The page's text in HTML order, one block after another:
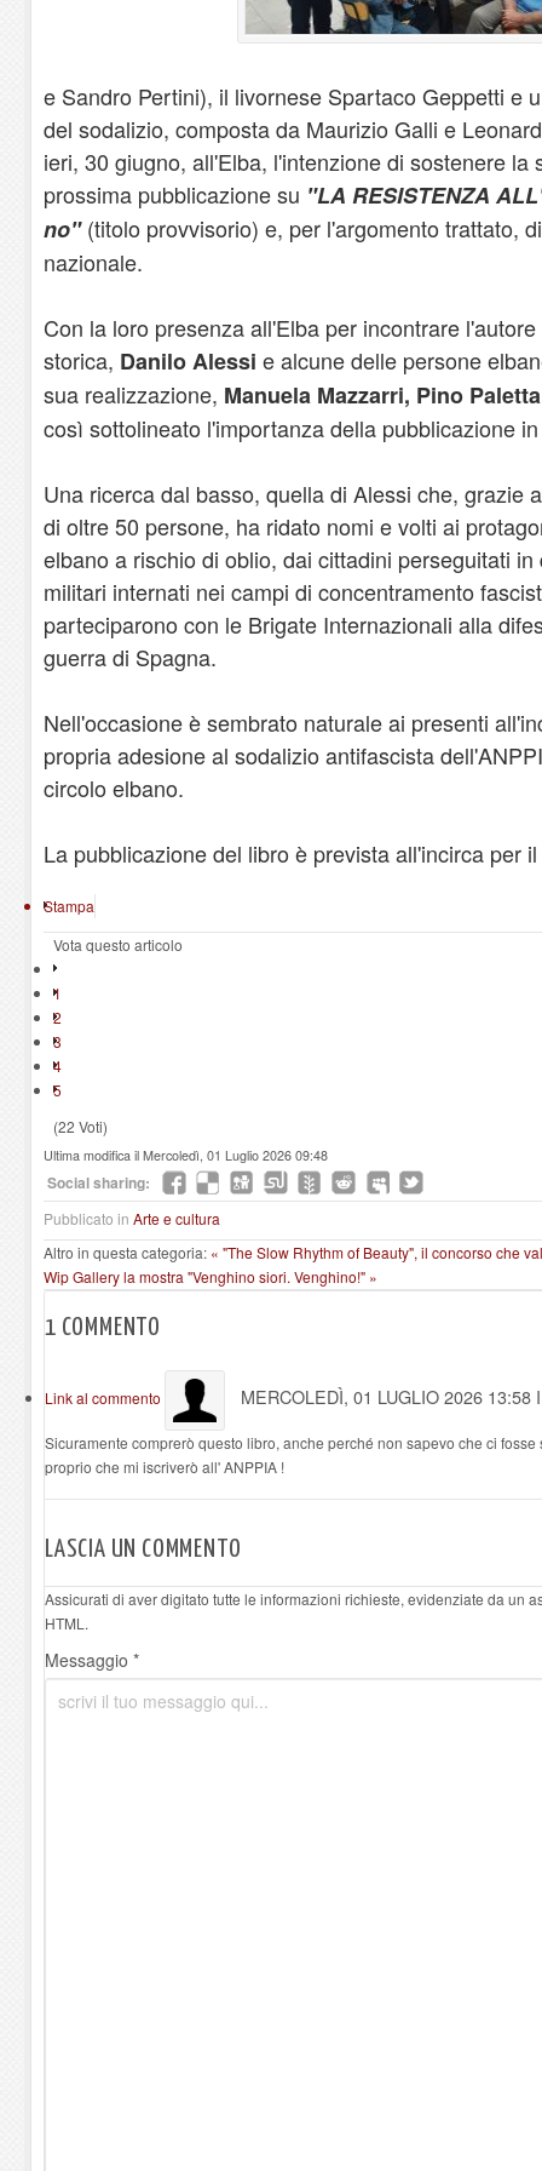
e Sandro Pertini), il livornese Spartaco Geppetti e
del sodalizio, composta da Maurizio Galli e
ieri, 30 giugno, all'Elba, l'intenzione di sostenere la
prossima pubblicazione su "LA RESISTENZA
no"(titolo provvisorio) e, per l'argomento trattato,
nazionale.
Con la loro presenza all'Elba per incontrare
storica, Danilo Alessi e alcune delle persone
sua realizzazione, Manuela Mazzarri, Pino
così sottolineato l'importanza della pubblicazione
Una ricerca dal basso, quella di Alessi che, grazie
di oltre 50 persone, ha ridato nomi e volti ai
elbano a rischio di oblio, dai cittadini perseguitati
militari internati nei campi di concentramento
parteciparono con le Brigate Internazionali alla
guerra di Spagna.
Nell'occasione è sembrato naturale ai presenti
propria adesione al sodalizio antifascista
circolo elbano.
La pubblicazione del libro è prevista all'incirca per
Stampa
Vota questo articolo
1
2
3
4
5
(22 Voti)
Ultima modifica il Mercoledì, 01 Luglio 2026 09:48
Social sharing:
Pubblicato in Arte e cultura
Altro in questa categoria: « "The Slow Rhythm of Beauty", il concorso che
Wip Gallery la mostra "Venghino siori. Venghino!" »
1 COMMENTO
Link al commento MERCOLEDÌ, 01 LUGLIO 2026 13:58
Sicuramente comprerò questo libro, anche perché non sapevo che ci
proprio che mi iscriverò all' ANPPIA !
LASCIA UN COMMENTO
Assicurati di aver digitato tutte le informazioni richieste, evidenziate da un
HTML.
Messaggio *